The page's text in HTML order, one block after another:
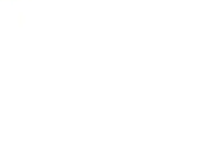
ihtiyaçlarınız için ideal, pratik ve